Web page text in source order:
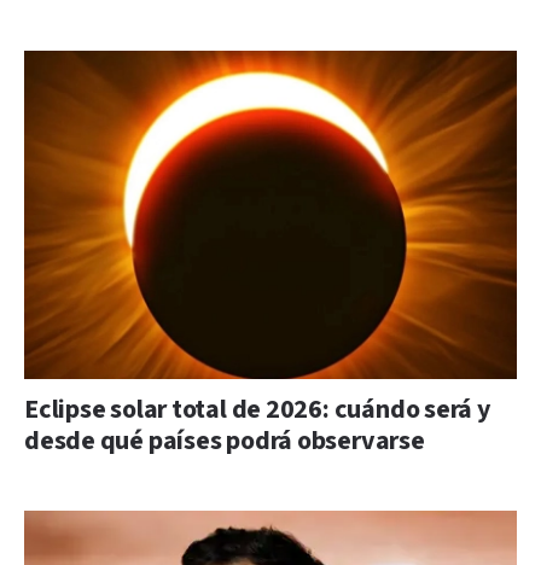
Eclipse solar total de 2026: cuándo será y
desde qué países podrá observarse